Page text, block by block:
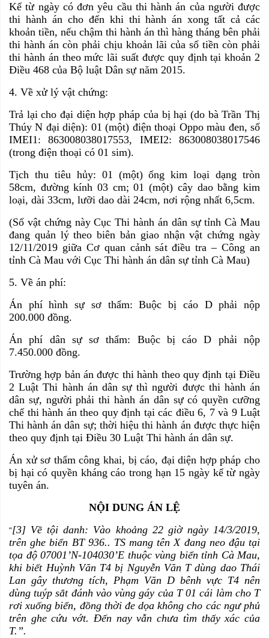
Kể từ ngày có đơn yêu cầu thi hành án của người được
thi hành án cho đến khi thi hành án xong tất cả các
khoản tiền, nếu chậm thi hành án thì hàng tháng bên phải
thi hành án còn phải chịu khoản lãi của số tiền còn phải
thi hành án theo mức lãi suất được quy định tại khoản 2
Điều 468 của Bộ luật Dân sự năm 2015.
4. Về xử lý vật chứng:
Trả lại cho đại diện hợp pháp của bị hại (do bà Trần Thị
Thúy N đại diện): 01 (một) điện thoại Oppo màu đen, số
IMEI1: 863008038017553, IMEI2: 863008038017546
(trong điện thoại có 01 sim).
Tịch thu tiêu hủy: 01 (một) ống kim loại dạng tròn
58cm, đường kính 03 cm; 01 (một) cây dao bằng kim
loại, dài 33cm, lưỡi dao dài 24cm, nơi rộng nhất 6,5cm.
(Số vật chứng này Cục Thi hành án dân sự tỉnh Cà Mau
đang quản lý theo biên bản giao nhận vật chứng ngày
12/11/2019 giữa Cơ quan cảnh sát điều tra – Công an
tỉnh Cà Mau với Cục Thi hành án dân sự tỉnh Cà Mau)
5. Về án phí:
Án phí hình sự sơ thẩm: Buộc bị cáo D phải nộp
200.000 đồng.
Án phí dân sự sơ thẩm: Buộc bị cáo D phải nộp
7.450.000 đồng.
Trường hợp bản án được thi hành theo quy định tại Điều
2 Luật Thi hành án dân sự thì người được thi hành án
dân sự, người phải thi hành án dân sự có quyền cưỡng
chế thi hành án theo quy định tại các điều 6, 7 và 9 Luật
Thi hành án dân sự; thời hiệu thi hành án được thực hiện
theo quy định tại Điều 30 Luật Thi hành án dân sự.
Án xử sơ thẩm công khai, bị cáo, đại diện hợp pháp cho
bị hại có quyền kháng cáo trong hạn 15 ngày kể từ ngày
tuyên án.
NỘI DUNG ÁN LỆ
“[3] Về tội danh: Vào khoảng 22 giờ ngày 14/3/2019,
trên ghe biển BT 936.. TS mang tên X đang neo đậu tại
tọa độ 07001’N-104030’E thuộc vùng biển tỉnh Cà Mau,
khi biết Huỳnh Văn T4 bị Nguyễn Văn T dùng dao Thái
Lan gây thương tích, Phạm Văn D bênh vực T4 nên
dùng tuýp sắt đánh vào vùng gáy của T 01 cái làm cho T
rơi xuống biển, đồng thời đe dọa không cho các ngư phủ
trên ghe cứu vớt. Đến nay vẫn chưa tìm thấy xác của
T.”.